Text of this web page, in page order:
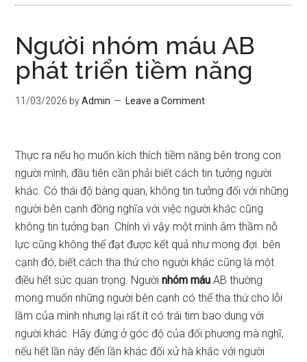
Người nhóm máu AB
phát triển tiềm năng
11/03/2026 byAdmin Leave a Comment
Thực ra nếu họ muốn kích thích tiềm năng bên trong con
người mình, đầu tiên cần phải biết cách tin tưởng người
khác. Có thái độ bàng quan, không tin tưởng đối với những
người bên cạnh đồng nghĩa với việc người khác cũng
không tin tưởng bạn. Chính vì vậy một mình âm thầm nỗ
lực cũng không thể đạt được kết quả như mong đợi. bên
cạnh đó, biết cách tha thứ cho người khác cũng là một
điều hết sức quan trọng. Ngườinhóm máu AB thường
mong muốn những người bên cạnh có thể tha thứ cho lỗi
lầm của mình nhưng lại rất ít có trái tim bao dung với
người khác. Hãy đứng ở góc độ của đối phương mà nghĩ,
nếu hết lần này đến lần khác đối xử hà khắc với người